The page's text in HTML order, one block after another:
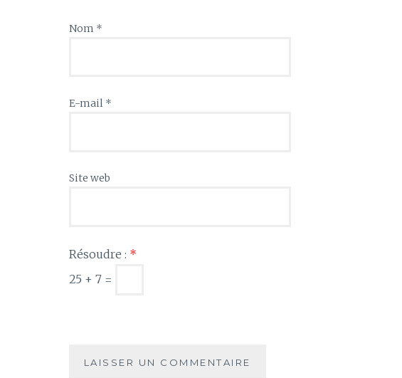
Nom *
E-mail *
Site web
Résoudre : *
25 + 7 =